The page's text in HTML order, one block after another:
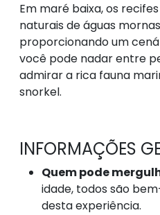
Em maré baixa, os
naturais de águas
proporcionando um
você pode nadar entre
admirar a rica fauna
snorkel.
INFORMAÇÕES
Quem pode
idade, todos são
desta experiência.